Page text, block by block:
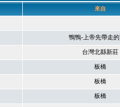
來自
鴨鴨-上帝先帶走
台灣北縣新莊
板橋
板橋
板橋